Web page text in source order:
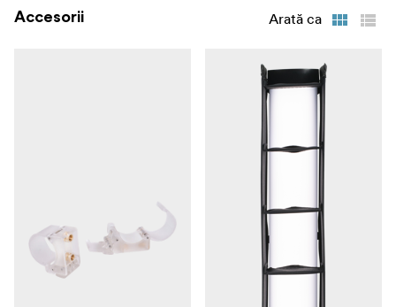
2700K: 0.5m-572lux; 1m-149lux; 2m-39lux
5600K: 0.5m-702lux; 1m-183lux; 2m-48lux
6500K: 0.5m-711lux; 1m-186lux; 2m-48lux
7500K: 0.5m-688lux; 1m-174lux; 2m-45lux
PavoTube II 6C x1
Cablu USB x1
Accesorii Arată ca